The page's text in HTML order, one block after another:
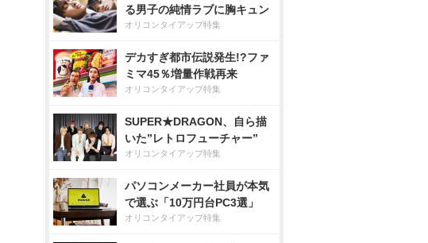
る男子の純情ラブに胸キュン
オリコンタイアップ特集
デカすぎ都市伝説発生!?ファ
ミマ45％増量作戦再来
オリコンタイアップ特集
SUPER★DRAGON、自ら描
いた”レトロフューチャー”
オリコンタイアップ特集
パソコンメーカー社員が本気
で選ぶ「10万円台PC3選」
オリコンタイアップ特集